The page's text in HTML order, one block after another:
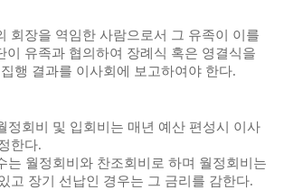
회장을 역임한 사람으로서 그 유족이 이를
이 유족과 협의하여 장례식 혹은 영결식을
행 결과를 이사회에 보고하여야 한다.
정회비 및 입회비는 매년 예산 편성시 이사
한다.
는 월정회비와 찬조회비로 하며 월정회비는
고 장기 선납인 경우는 그 금리를 감한다.